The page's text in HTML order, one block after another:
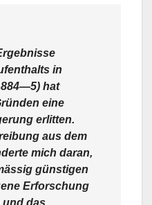
in
hat
eine
erlitten.
aus dem
mich daran,
günstigen
Erforschung
das